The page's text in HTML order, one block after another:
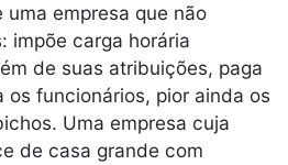
empresa que não
impõe carga horária
de suas atribuições, paga
os funcionários, pior ainda os
Uma empresa cuja
de casa grande com